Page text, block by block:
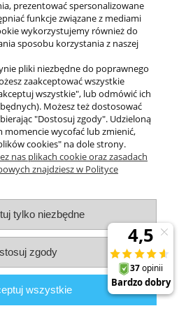
KONTAKT
KONTO
75-216 Koszalin // NIP669-050-03-43
// E-mail: sklep@zuma-line.pl
prezentować spersonalizowane
funkcje związane z mediami
wykorzystujemy również do
sposobu korzystania z naszej
pliki niezbędne do poprawnego
zaakceptować wszystkie
wszystkie", lub odmówić ich
Możesz też dostosować
"Dostosuj zgody". Udzieloną
wycofać lub zmienić,
cookies" na dole strony.
nas plikach cookie oraz zasadach
znajdziesz w Polityce
tylko niezbędne
zgody
wszystkie